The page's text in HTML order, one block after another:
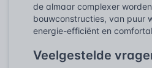
de almaar complexer
bouwconstructies, van puur
energie-efficiënt en
Veelgestelde